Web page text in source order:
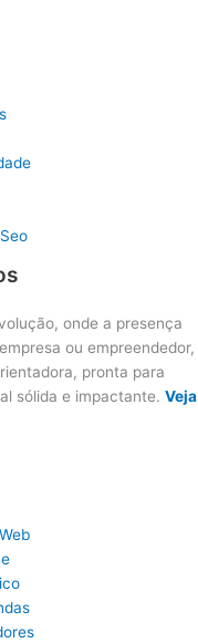
onde a presença
ou empreendedor,
pronta para
sólida e impactante. Veja